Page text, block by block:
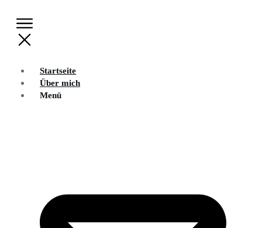
Startseite
Über mich
Menü